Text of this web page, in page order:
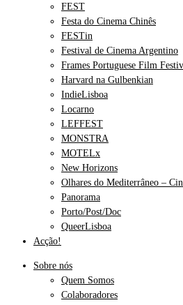
FEST
Festa do Cinema Chinês
FESTin
Festival de Cinema Argentino
Frames Portuguese Film
Harvard na Gulbenkian
IndieLisboa
Locarno
LEFFEST
MONSTRA
MOTELx
New Horizons
Olhares do Mediterrâneo –
Panorama
Porto/Post/Doc
QueerLisboa
Acção!
Sobre nós
Quem Somos
Colaboradores